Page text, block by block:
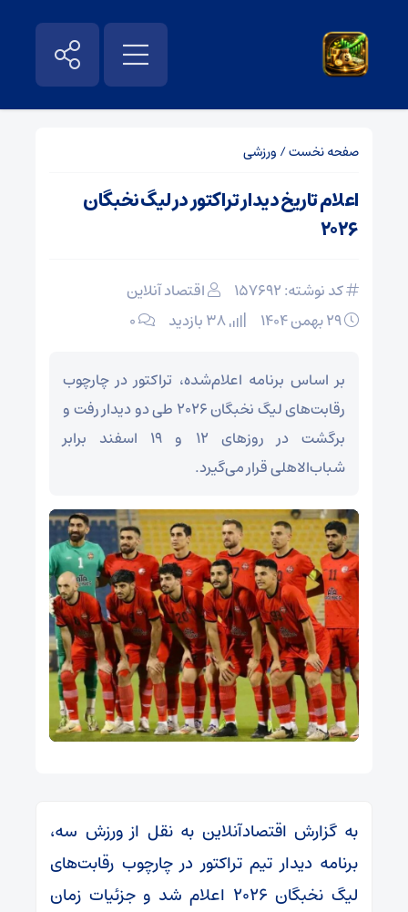
صفحه نخست/ ورزشی
اعلام تاریخ دیدار تراکتور در لیگ نخبگان
۲۰۲۶
کد نوشته: 157692
اقتصاد آنلاین
۰
بر اساس برنامه اعلام‌شده، تراکتور در چارچوب
رقابت‌های لیگ نخبگان ۲۰۲۶ طی دو دیدار رفت و
برگشت در روزهای ۱۲ و ۱۹ اسفند برابر
شباب‌الاهلی قرار می‌گیرد.
به گزارش اقتصادآنلاین به نقل از ورزش سه،
برنامه دیدار تیم تراکتور در چارچوب رقابت‌های
لیگ نخبگان ۲۰۲۶ اعلام شد و جزئیات زمان